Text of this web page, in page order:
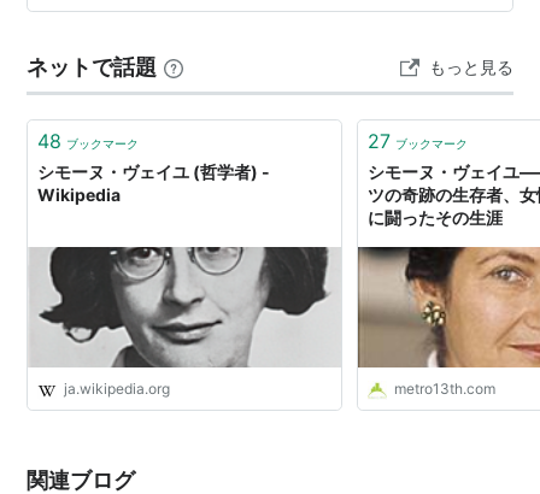
として恐れていたのではないか。*1 ヴェイユは工場へ入
知っていた不幸が、自分の肉体と精神へ入ってくる経験
をした。 不幸について考えるこ…
ネットで話題 もっと見る
48 ブックマーク
シモーヌ・ヴェイユ (哲学者) -
Wikipedia
ja.wikipedia.org
27 ブックマーク
シモーヌ・ヴェイユ
ツの奇跡の生存者、
に闘ったその生涯
metro13th.com
関連ブログ